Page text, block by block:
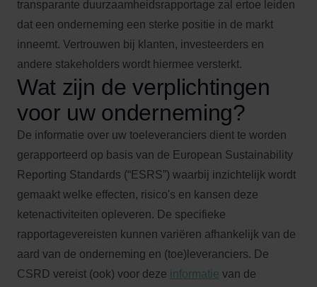
transparante duurzaamheidsrapportage zal ertoe leiden
dat een onderneming een sterke positie in de markt
inneemt. Vertrouwen bij klanten, investeerders en
andere stakeholders wordt hiermee versterkt.
Wat zijn de verplichtingen
voor uw onderneming?
De informatie over uw toeleveranciers dient te worden
gerapporteerd op basis van de European Sustainability
Reporting Standards (“ESRS”) waarbij inzichtelijk wordt
gemaakt welke effecten, risico's en kansen deze
ketenactiviteiten opleveren. De specifieke
rapportagevereisten kunnen variëren afhankelijk van de
aard van de onderneming en (toe)leveranciers. De
CSRD vereist (ook) voor deze informatie van de